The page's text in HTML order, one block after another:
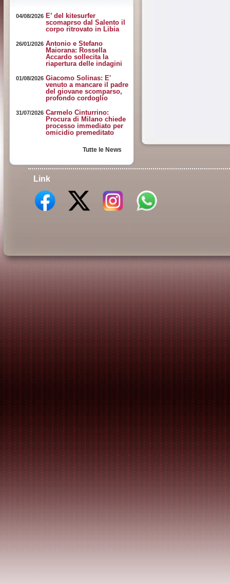
04/08/2026 E’ del kitesurfer
scomaprso dal Salento il
corpo ritrovato in Libia
26/01/2026 Antonio e Stefano
Maiorana: Rossella
Accardo sollecita la
riapertura delle indagini
01/08/2026 Giacomo Solinas: E'
venuto a mancare il padre
del giovane scomparso,
profondo cordoglio
31/07/2026 Carmelo Cinturrino:
Procura di Milano chiede
processo immediato per
omicidio premeditato
Tutte le News
Link